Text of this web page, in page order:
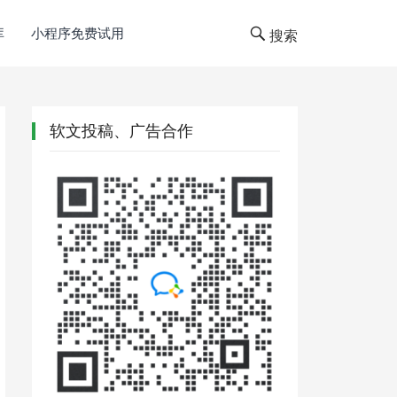
小程序免费试用 搜索
软文投稿、广告合作